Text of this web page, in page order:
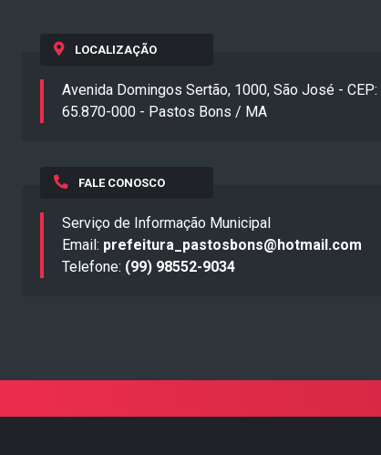
LOCALIZAÇÃO
Avenida Domingos Sertão, 1000, São José - CEP:
65.870-000 - Pastos Bons / MA
FALE CONOSCO
Serviço de Informação Municipal
Email: prefeitura_pastosbons@hotmail.com
Telefone: (99) 98552-9034